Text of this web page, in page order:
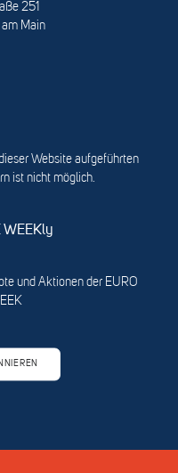
251
Main
Website aufgeführten
ist nicht möglich.
WEEKly
und Aktionen der EURO